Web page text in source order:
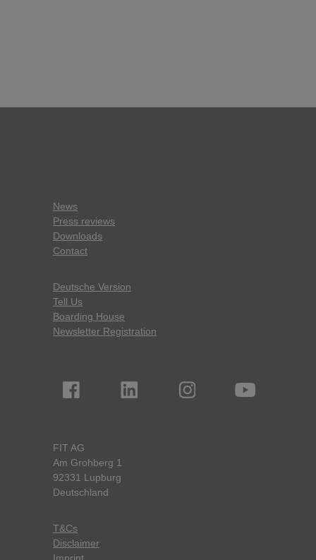
News
Press reviews
Downloads
Contact
Deutsche Version
Tell Us
Boarding House
Newsletter Registration
FIT AG
Am Grohberg 1
92331 Lupburg
Deutschland
T&Cs
Disclaimer